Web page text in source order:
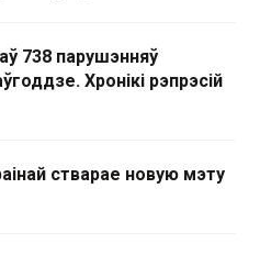
738 парушэнняў
Хронікі рэпрэсій
стварае новую мэту